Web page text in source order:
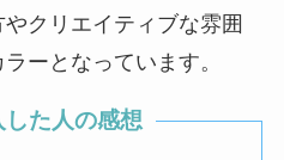
クリエイティブな雰囲
ーとなっています。
した人の感想